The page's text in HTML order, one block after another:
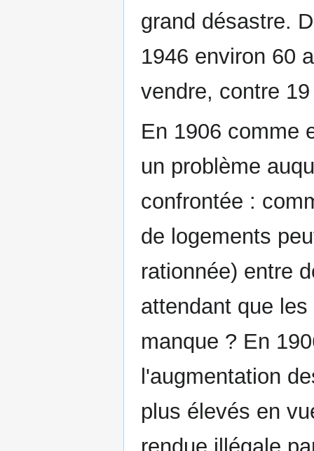
grand désastre.
1946 environ 60
vendre, contre
En 1906 comme
un problème
confrontée :
de logements
rationnée) entre
attendant que
manque ? En
l'augmentation
plus élevés en